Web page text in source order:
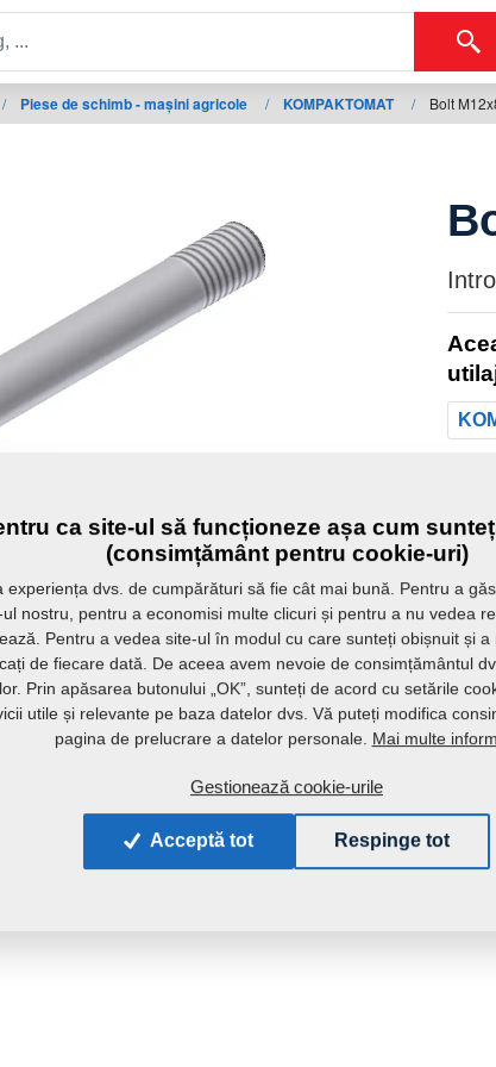
/ Piese de schimb - mașini agricole / KOMPAKTOMAT / Bolt
ca site-ul să funcționeze așa cum
(consimțământ pentru cookie-uri)
experiența dvs. de cumpărături să fie cât mai bună. Pentru a
ul nostru, pentru a economisi multe clicuri și pentru a nu vedea
Pentru a vedea site-ul în modul cu care sunteți obișnuit și a
de fiecare dată. De aceea avem nevoie de consimțământul
Prin apăsarea butonului „OK”, sunteți de acord cu setările
utile și relevante pe baza datelor dvs. Vă puteți modifica
pagina de prelucrare a datelor personale. Mai multe
Gestionează cookie-urile
Acceptă tot Respinge tot